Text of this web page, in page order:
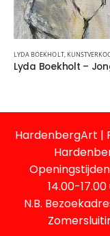
LYDA BOEKHOLT,
Lyda Boekholt –
HardenbergArt |
14.00-
N.B.